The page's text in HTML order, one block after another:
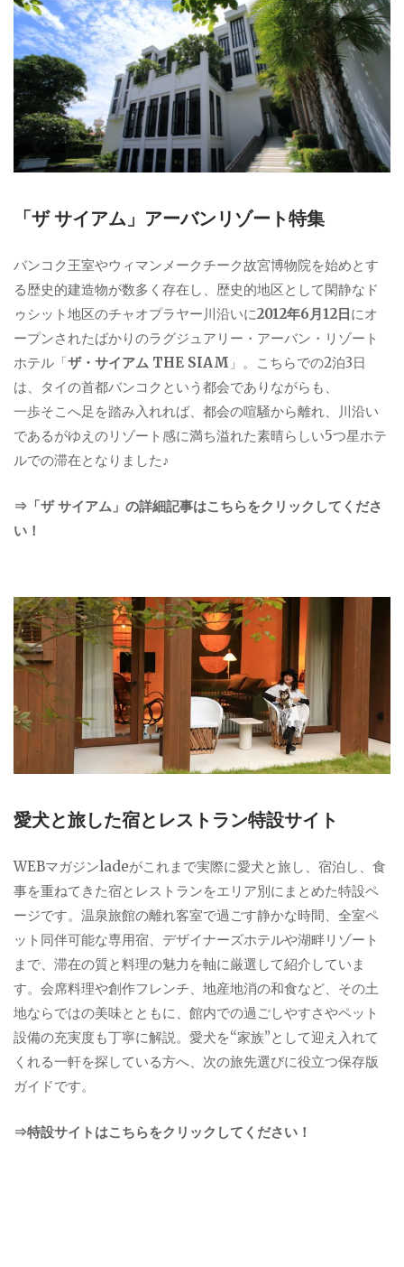
ー
「ザ サイアム」アーバンリゾート特集
バンコク王室やウィマンメークチーク故宮博物院を始めとす
る歴史的建造物が数多く存在し、歴史的地区として閑静なド
ゥシット地区のチャオプラヤー川沿いに2012年6月12日にオ
ープンされたばかりのラグジュアリー・アーバン・リゾート
ホテル「ザ・サイアム THE SIAM 」。こちらでの2泊3日
は、タイの首都バンコクという都会でありながらも、
一歩そこへ足を踏み入れれば、都会の喧騒から離れ、川沿い
であるがゆえのリゾート感に満ち溢れた素晴らしい5つ星ホテ
ルでの滞在となりました♪
⇒「ザ サイアム」の詳細記事はこちらをクリックしてくださ
い！
愛犬と旅した宿とレストラン特設サイト
WEBマガジンladeがこれまで実際に愛犬と旅し、宿泊し、食
事を重ねてきた宿とレストランをエリア別にまとめた特設ペ
ージです。温泉旅館の離れ客室で過ごす静かな時間、全室ペ
ット同伴可能な専用宿、デザイナーズホテルや湖畔リゾート
まで、滞在の質と料理の魅力を軸に厳選して紹介していま
す。会席料理や創作フレンチ、地産地消の和食など、その土
地ならではの美味とともに、館内での過ごしやすさやペット
設備の充実度も丁寧に解説。愛犬を“家族”として迎え入れて
くれる一軒を探している方へ、次の旅先選びに役立つ保存版
ガイドです。
⇒特設サイトはこちらをクリックしてください！